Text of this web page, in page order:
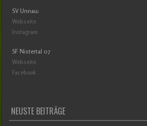
SV Unnau:
Webseite
Instagram
SF Nistertal 07
Webseite
Facebook
NEUSTE BEITRÄGE